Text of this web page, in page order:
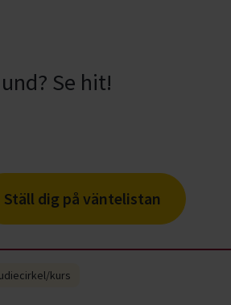
Se hit!
Ställ dig på väntelistan
kurs